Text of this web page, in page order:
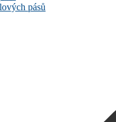
pásů